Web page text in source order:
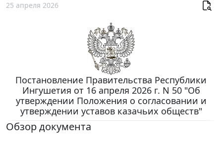
25 апреля 2026
Постановление Правительства Республики
Ингушетия от 16 апреля 2026 г. N 50 "Об
утверждении Положения о согласовании и
утверждении уставов казачьих обществ"
Обзор документа